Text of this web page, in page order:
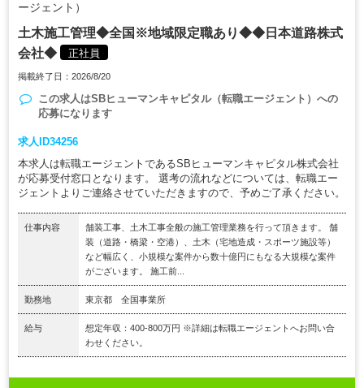
ージェント）
土木施工管理◆全国※地域限定職あり◆◆日本道路株式
会社◆
正社員
掲載終了日：2026/8/20
この求人はSBヒューマンキャピタル（転職エージェント） への
応募になります
求人ID34256
本求人は転職エージェントであるSBヒューマンキャピタル株式会社
が応募受付窓口となります。 選考の流れなどについては、転職エー
ジェントよりご連絡させていただきますので、予めご了承ください。
仕事内容
舗装工事、土木工事全般の施工管理業務を行って頂きます。 舗
装（道路・橋梁・空港）、土木（宅地造成・スポーツ施設等）
など幅広く、小規模な案件から数十億円にもなる大規模な案件
がございます。 施工前...
勤務地 東京都 全国事業所
給与
想定年収：400-800万円 ※詳細は転職エージェントへお問い合
わせください。